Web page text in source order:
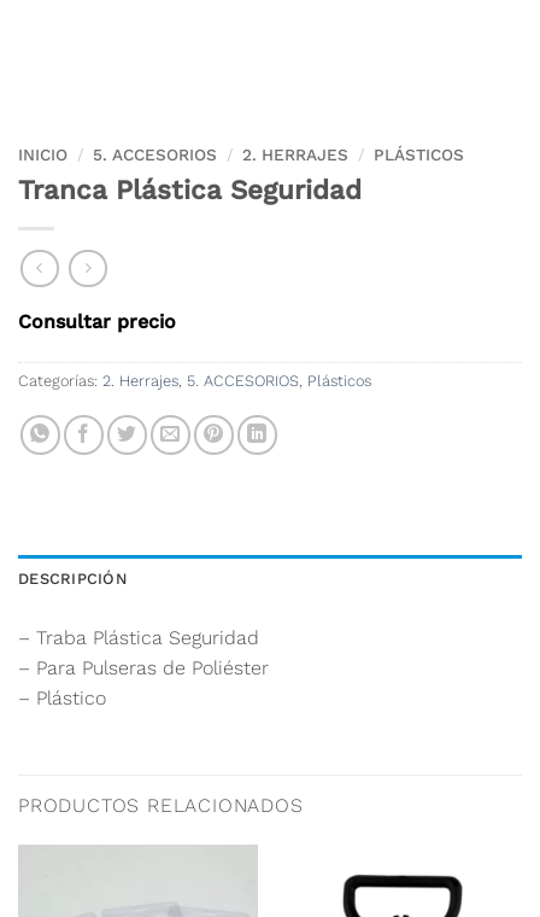
INICIO / 5. ACCESORIOS / 2. HERRAJES / PLÁSTICOS
Tranca Plástica Seguridad
Consultar precio
Categorías: 2. Herrajes, 5. ACCESORIOS, Plásticos
DESCRIPCIÓN
– Traba Plástica Seguridad
– Para Pulseras de Poliéster
– Plástico
PRODUCTOS RELACIONADOS